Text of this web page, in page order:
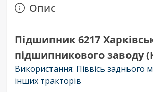
Опис
Підшипник 6217
підшипникового заводу
Використання: Піввісь заднього
інших тракторів